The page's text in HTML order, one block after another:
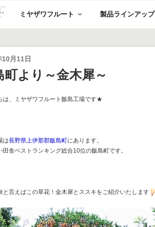
ミヤザワフルート 製品ラインアップ
月11日
町より～金木犀～
は、ミヤザワフルート飯島工場です★
は長野県上伊那郡飯島町にあります。
田舎ベストランキング総合10位の飯島町です。
と言えばこの草花！金木犀とススキをご紹介いたします